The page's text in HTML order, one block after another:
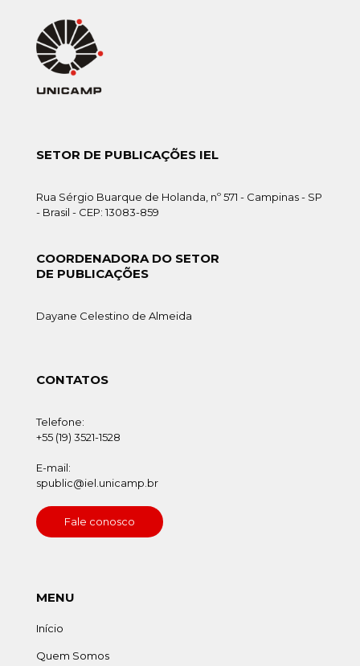
SETOR DE PUBLICAÇÕES IEL
Rua Sérgio Buarque de Holanda, nº 571 - Campinas - SP
- Brasil - CEP: 13083-859
COORDENADORA DO SETOR
DE PUBLICAÇÕES
Dayane Celestino de Almeida
CONTATOS
Telefone:
+55 (19) 3521-1528
E-mail:
spublic@iel.unicamp.br
Fale conosco
MENU
Início
Quem Somos